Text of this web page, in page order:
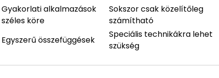
Gyakorlati alkalmazások
széles köre
Sokszor csak közelítőleg
számítható
Egyszerű összefüggések
Speciális technikákra lehet
szükség